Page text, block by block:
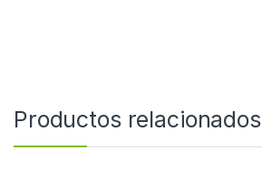
Productos relacionados